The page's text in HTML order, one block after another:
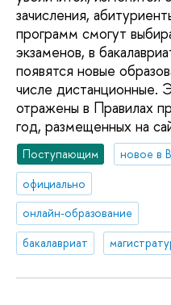
зачисления,
программ смогут
экзаменов, в
появятся новые
числе дистанционные.
отражены в Правилах
год, размещенных на
Поступающим
новое в
официально
онлайн-образование
бакалавриат